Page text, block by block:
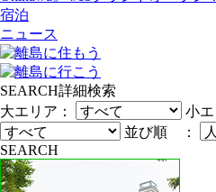
宿泊
ニュース
SEARCH詳細検索
大エリア：
小エ
並び順 ：
SEARCH